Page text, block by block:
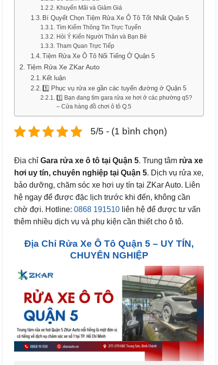
Khuyến Mãi và Giảm Giá
Bí Quyết Chọn Tiệm Rửa Xe Ô Tô Tốt Nhất Quận 5
Tìm Kiếm Thông Tin Trực Tuyến
Hỏi Ý Kiến Người Thân và Bạn Bè
Tham Quan Trực Tiếp
Tiệm Rửa Xe Ô Tô Nổi Tiếng Ở Quận 5
Tiệm Rửa Xe ZKar Auto
Kết luận
1️⃣ Phục vụ rửa xe gần các tuyến đường ở Quận 5
1️⃣ Bạn đang tìm gara rửa xe hơi ở các phường q5?
– Cửa hàng đồ chơi ô tô Q.5
5/5 - (1 bình chọn)
Địa chỉ Gara rửa xe ô tô tại Quận 5. Trung tâm rửa xe
hơi uy tín, chuyên nghiệp tại Quận 5. Dịch vụ rửa xe,
bảo dưỡng, chăm sóc xe hơi uy tín tại ZKar Auto. Liên
hệ ngay để được đặc lịch trước khi đến, không cần
chờ đợi. Hotline: 0868 191510 liên hệ để được tư vấn
thêm nhiều dịch vụ và phụ kiện cần thiết cho ô tô.
Địa Chỉ Rửa Xe Ô Tô Quận 5 – UY TÍN,
CHUYÊN NGHIỆP